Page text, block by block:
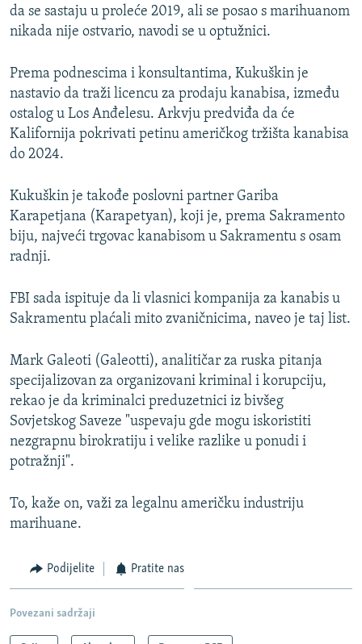
da se sastaju u proleće 2019, ali se posao s marihuanom
nikada nije ostvario, navodi se u optužnici.
Prema podnescima i konsultantima, Kukuškin je
nastavio da traži licencu za prodaju kanabisa, između
ostalog u Los Anđelesu. Arkvju predviđa da će
Kalifornija pokrivati petinu američkog tržišta kanabisa
do 2024.
Kukuškin je takođe poslovni partner Gariba
Karapetjana (Karapetyan), koji je, prema Sakramento
biju, najveći trgovac kanabisom u Sakramentu s osam
radnji.
FBI sada ispituje da li vlasnici kompanija za kanabis u
Sakramentu plaćali mito zvaničnicima, naveo je taj list.
Mark Galeoti (Galeotti), analitičar za ruska pitanja
specijalizovan za organizovani kriminal i korupciju,
rekao je da kriminalci preduzetnici iz bivšeg
Sovjetskog Saveze "uspevaju gde mogu iskoristiti
nezgrapnu birokratiju i velike razlike u ponudi i
potražnji".
To, kaže on, važi za legalnu američku industriju
marihuane.
Podijelite Pratite nas
Povezani sadržaji